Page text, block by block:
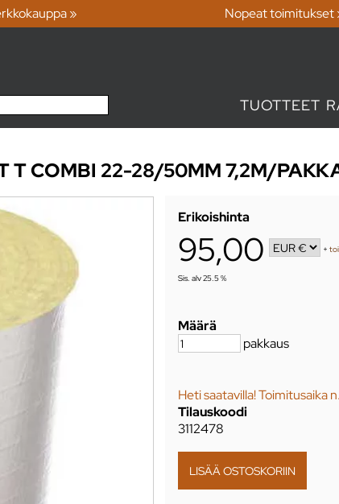
» Nopeat toimitukset
TUOTTEET
T COMBI 22-28/50MM 7,2M/
Erikoishinta
95,00 +
Sis. alv 25.5 %
Määrä
pakkaus
Heti saatavilla! Toimitusaika
Tilauskoodi
3112478